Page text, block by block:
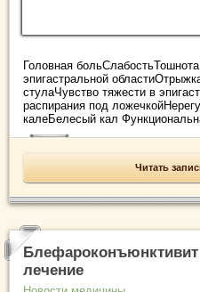
Головная
эпигастральной
стулаЧувство тяжести в
распирания под
калеБелесый кал
Читать
лечение